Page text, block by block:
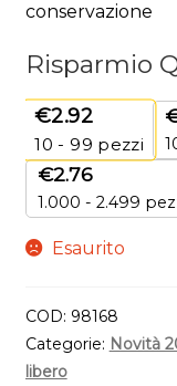
conservazione
Risparmio
€2.92
10 - 99 pezzi
€2.76
1.000 - 2.499
Esaurito
COD: 98168
Categorie: Novità
libero